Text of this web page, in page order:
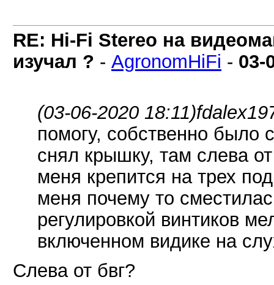
RE: Hi-Fi Stereo на
изучал ? - AgronomHiFi - 03-
(03-06-2020 18:11)
помогу, собственно было
снял крышку, там слева
меня крепится на трех
меня почему то
регулировкой винтиков
включенном видике на
Слева от бвг?